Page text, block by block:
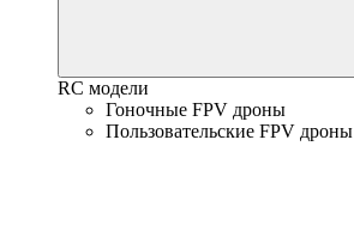
RC модели
Гоночные FPV дроны
Пользовательские FPV дроны